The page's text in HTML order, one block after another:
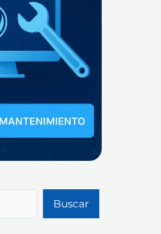
Buscar